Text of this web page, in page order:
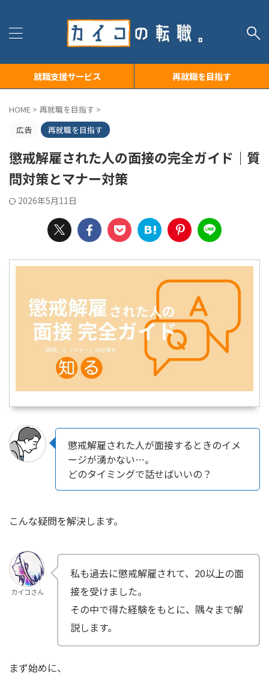
就職支援サービス 再就職を目指す
HOME > 再就職を目指す >
広告
再就職を目指す
懲戒解雇された人の面接の完全ガイド｜質
問対策とマナー対策
2026年5月11日
懲戒解雇された人が面接するときのイメ
ージが湧かない…。
どのタイミングで話せばいいの？
こんな疑問を解決します。
カイコさん
私も過去に懲戒解雇されて、20以上の面
接を受けました。
その中で得た経験をもとに、隅々まで解
説します。
まず始めに、